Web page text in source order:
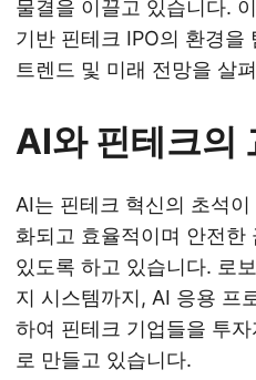
물결을 이끌고 있습니다.
기반 핀테크 IPO의 환경을
트렌드 및 미래 전망을 살
AI와 핀테크의
AI는 핀테크 혁신의 초석
화되고 효율적이며 안전한
있도록 하고 있습니다. 로
지 시스템까지, AI 응용 프
하여 핀테크 기업들을 투
로 만들고 있습니다.